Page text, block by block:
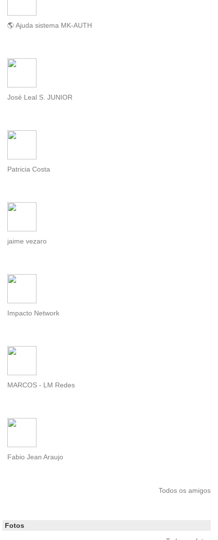
🌎 Ajuda sistema MK-AUTH
José Leal S. JUNIOR
Patricia Costa
jaime vezaro
Impacto Network
MARCOS - LM Redes
Fabio Jean Araujo
Todos os amigos
Fotos